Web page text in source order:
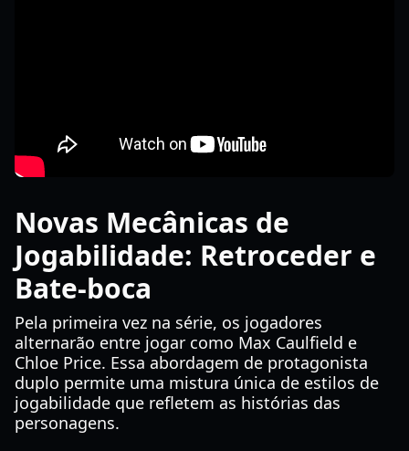
Novas Mecânicas de
Jogabilidade: Retroceder e
Bate-boca
Pela primeira vez na série, os jogadores
alternarão entre jogar como Max Caulfield e
Chloe Price. Essa abordagem de protagonista
duplo permite uma mistura única de estilos de
jogabilidade que refletem as histórias das
personagens.